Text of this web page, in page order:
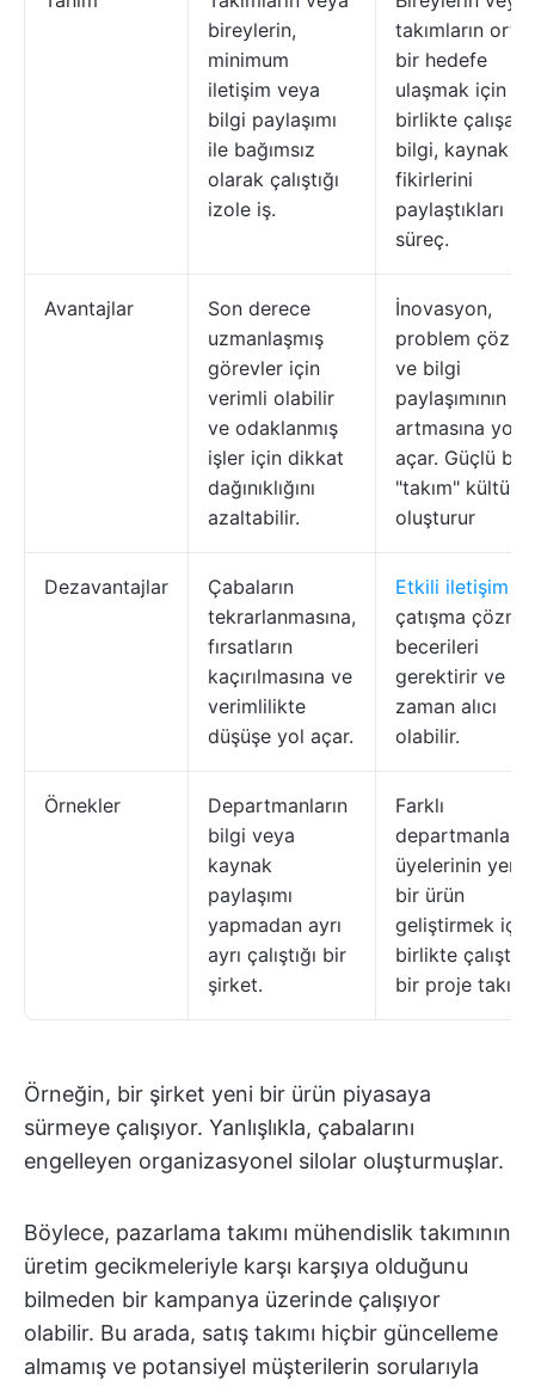
bireylerin,
minimum
iletişim veya
bilgi paylaşımı
ile bağımsız
olarak çalıştığı
izole iş.
takımların
bir hedefe
ulaşmak için
birlikte
bilgi, kaynak ve
fikirlerini
paylaştıkları bir
süreç.
Avantajlar
Son derece
uzmanlaşmış
görevler için
verimli olabilir
ve odaklanmış
işler için dikkat
dağınıklığını
azaltabilir.
İnovasyon,
problem
ve bilgi
paylaşımının
artmasına yol
açar. Güçlü bir
"takım" kültürü
oluşturur
Dezavantajlar
Çabaların
tekrarlanmasına,
fırsatların
kaçırılmasına ve
verimlilikte
düşüşe yol açar.
Etkili iletişim
çatışma çözme
becerileri
gerektirir ve
zaman alıcı
olabilir.
Örnekler
Departmanların
bilgi veya
kaynak
paylaşımı
yapmadan ayrı
ayrı çalıştığı bir
şirket.
Farklı
üyelerinin yeni
bir ürün
geliştirmek için
birlikte çalıştığı
bir proje
Örneğin, bir şirket yeni bir ürün piyasaya
sürmeye çalışıyor. Yanlışlıkla, çabalarını
engelleyen organizasyonel silolar oluşturmuşlar.
Böylece, pazarlama takımı mühendislik takımının
üretim gecikmeleriyle karşı karşıya olduğunu
bilmeden bir kampanya üzerinde çalışıyor
olabilir. Bu arada, satış takımı hiçbir güncelleme
almamış ve potansiyel müşterilerin sorularıyla